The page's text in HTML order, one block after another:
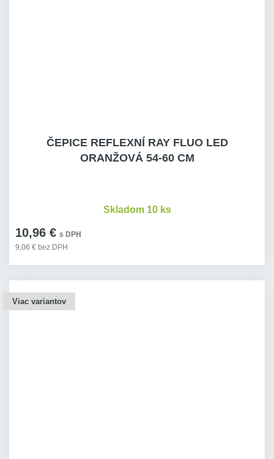
ČEPICE REFLEXNÍ RAY FLUO LED
ORANŽOVÁ 54-60 CM
10,96 € s DPH
9,06 € bez DPH
Skladom 10 ks
Viac variantov